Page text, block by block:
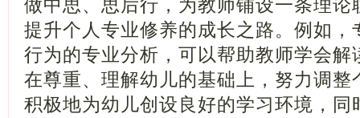
做中思、思后行，为教师铺设一条理论
提升个人专业修养的成长之路。例如，
行为的专业分析，可以帮助教师学会解
在尊重、理解幼儿的基础上，努力调整
积极地为幼儿创设良好的学习环境，同